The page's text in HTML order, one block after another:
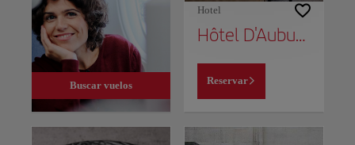
Buscar vuelos
Hotel
Hôtel D'Aubusson
Reservar